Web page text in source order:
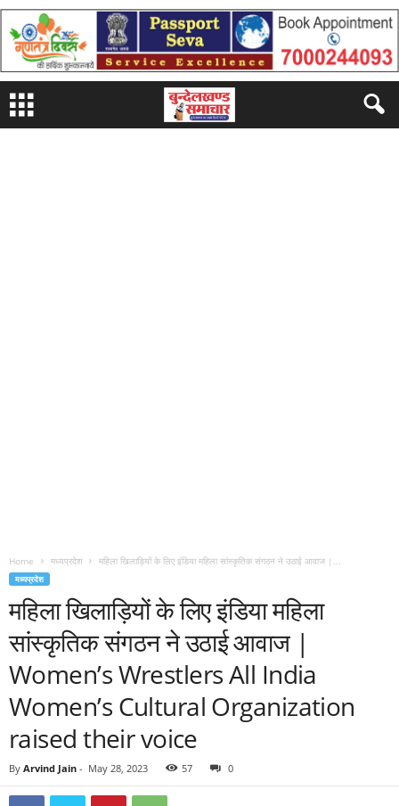
Home मध्यप्रदेश महिला खिलाड़ियों के लिए इंडिया महिला सांस्कृतिक संगठन ने उठाई आवाज |...
मध्यप्रदेश
महिला खिलाड़ियों के लिए इंडिया महिला
सांस्कृतिक संगठन ने उठाई आवाज |
Women’s Wrestlers All India
Women’s Cultural Organization
raised their voice
By Arvind Jain - May 28, 2023 57 0